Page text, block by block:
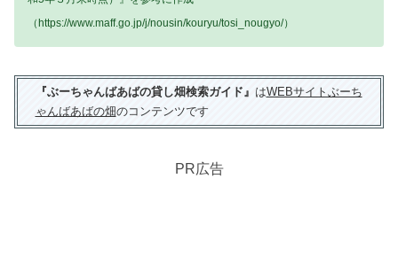
（https://www.maff.go.jp/j/nousin/kouryu/tosi_nougyo/）
『ぶーちゃんばあばの貸し畑検索ガイド』 はWEBサイトぶーち
ゃんばあばの畑のコンテンツです
PR広告